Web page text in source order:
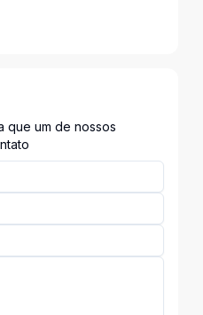
que um de nossos